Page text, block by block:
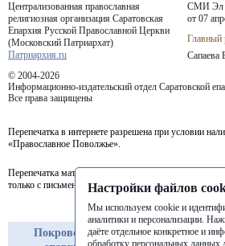
Централизованная православная
религиозная организация Саратовская
Епархия Русской Православной Церкви
(Московский Патриархат)
Патриархия.ru
СМИ Эл
от 07
Главный
Сапаева
© 2004-2026
Информационно-издательский отдел Саратовской
Все права защищены
Перепечатка в интернете разрешена при условии
«Православное Поволжье».
Перепечатка материалов портала в печатных
только с письменного разрешения редакции.
Покровская
Балашовская
Настройки файлов
Мы используем cookie и
аналитики и персонализации.
даёте отдельное конкретное и
обработку персональных данных